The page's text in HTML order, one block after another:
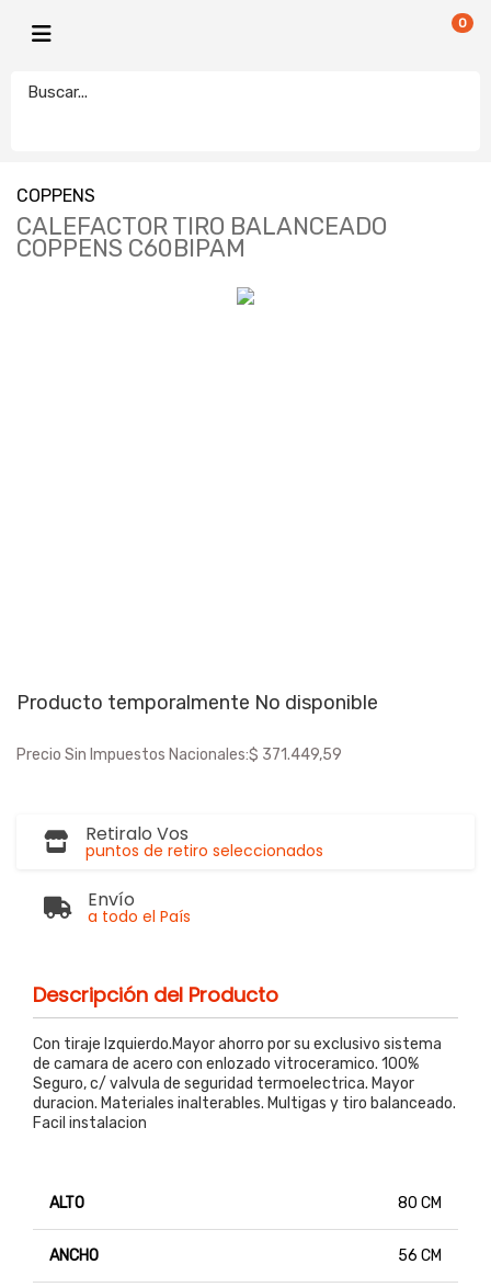
0
COPPENS
CALEFACTOR TIRO BALANCEADO
COPPENS C60BIPAM
Producto temporalmente No disponible
Precio Sin Impuestos Nacionales:$ 371.449,59
Retiralo Vos
puntos de retiro seleccionados
Envío
a todo el País
Descripción del Producto
Con tiraje Izquierdo.Mayor ahorro por su exclusivo sistema
de camara de acero con enlozado vitroceramico. 100%
Seguro, c/ valvula de seguridad termoelectrica. Mayor
duracion. Materiales inalterables. Multigas y tiro balanceado.
Facil instalacion
ALTO 80 CM
ANCHO 56 CM